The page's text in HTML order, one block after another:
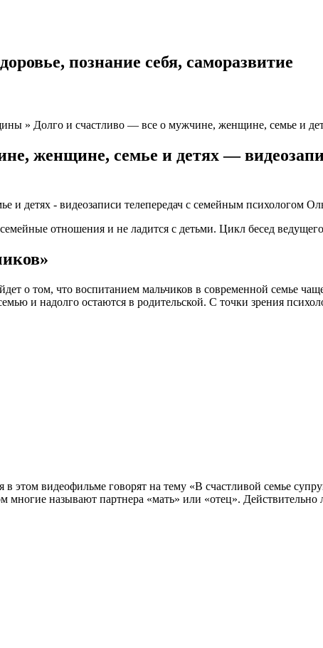
познание себя, саморазвитие
» Долго и счастливо — все о мужчине, женщине, семье и
женщине, семье и детях —
отношения и не ладится с детьми. Цикл бесед
о том, что воспитанием мальчиков в современной семье
и надолго остаются в родительской. С точки зрения
видеофильме говорят на тему «В счастливой семье
многие называют партнера «мать» или «отец».